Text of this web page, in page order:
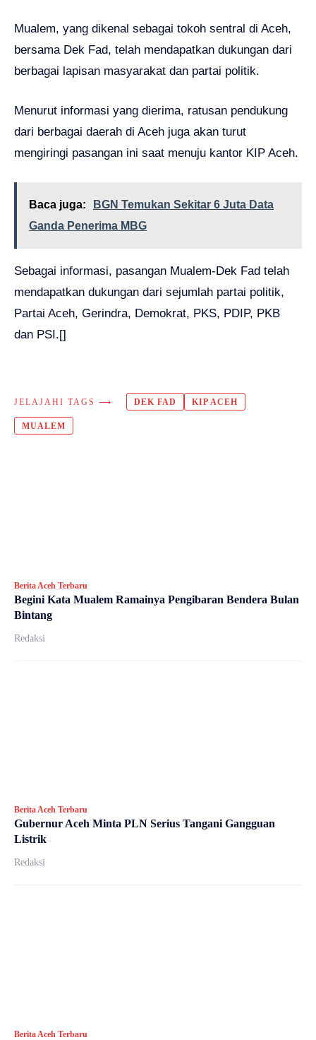
Mualem, yang dikenal sebagai tokoh sentral di Aceh,
bersama Dek Fad, telah mendapatkan dukungan dari
berbagai lapisan masyarakat dan partai politik.
Menurut informasi yang dierima, ratusan pendukung
dari berbagai daerah di Aceh juga akan turut
mengiringi pasangan ini saat menuju kantor KIP Aceh.
Baca juga:
BGN Temukan Sekitar 6 Juta Data
Ganda Penerima MBG
Sebagai informasi, pasangan Mualem-Dek Fad telah
mendapatkan dukungan dari sejumlah partai politik,
Partai Aceh, Gerindra, Demokrat, PKS, PDIP, PKB
dan PSI.[]
JELAJAHI TAGS ⟶ DEK FAD KIP ACEH
MUALEM
Berita Aceh Terbaru
Begini Kata Mualem Ramainya Pengibaran Bendera Bulan
Bintang
Redaksi
Berita Aceh Terbaru
Gubernur Aceh Minta PLN Serius Tangani Gangguan
Listrik
Redaksi
Berita Aceh Terbaru